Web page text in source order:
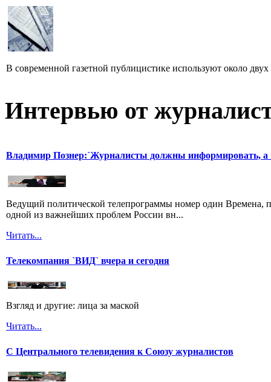
В современной газетной публицистике используют около двух
Интервью от
Владимир Познер:`Журналисты должны информировать, а
Ведущий политической телепрограммы номер один Времена,
одной из важнейших проблем России вн...
Читать...
Телекомпания `ВИД` вчера и сегодня
Взгляд и другие: лица за маской
Читать...
С Центрального телевидения к Союзу журналистов